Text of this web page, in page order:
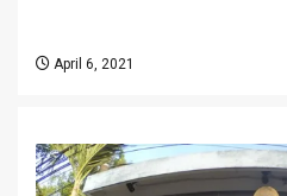
April 6, 2021